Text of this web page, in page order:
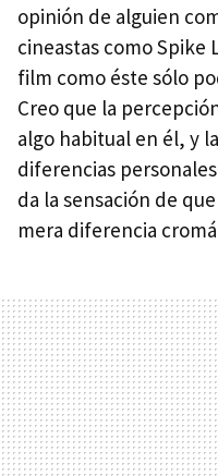
opinión de alguien
cineastas como Spike
film como éste sólo
Creo que la
algo habitual en él, y
diferencias
da la sensación de
mera diferencia